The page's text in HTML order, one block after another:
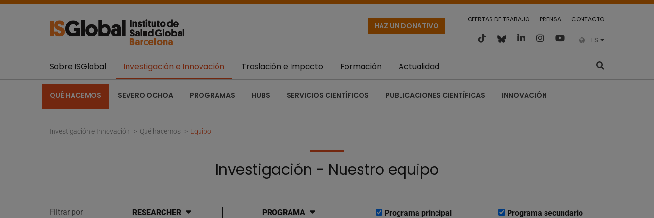
OFERTAS DE TRABAJO PRENSA CONTACTO
ES
HAZ UN DONATIVO
Sobre ISGlobal Investigación e Innovación
QUÉ HACEMOS SEVERO OCHOA PROGRAMAS HUBS SERVICIOS CIENTÍFICOS PUBLICACIONES CIENTÍFICAS INNOVACIÓN
Traslación e Impacto Formación Actualidad
Investigación e Innovación Qué hacemos Equipo
Investigación - Nuestro equipo
Filtrar por RESEARCHER PROGRAMA Programa principal Programa secundario